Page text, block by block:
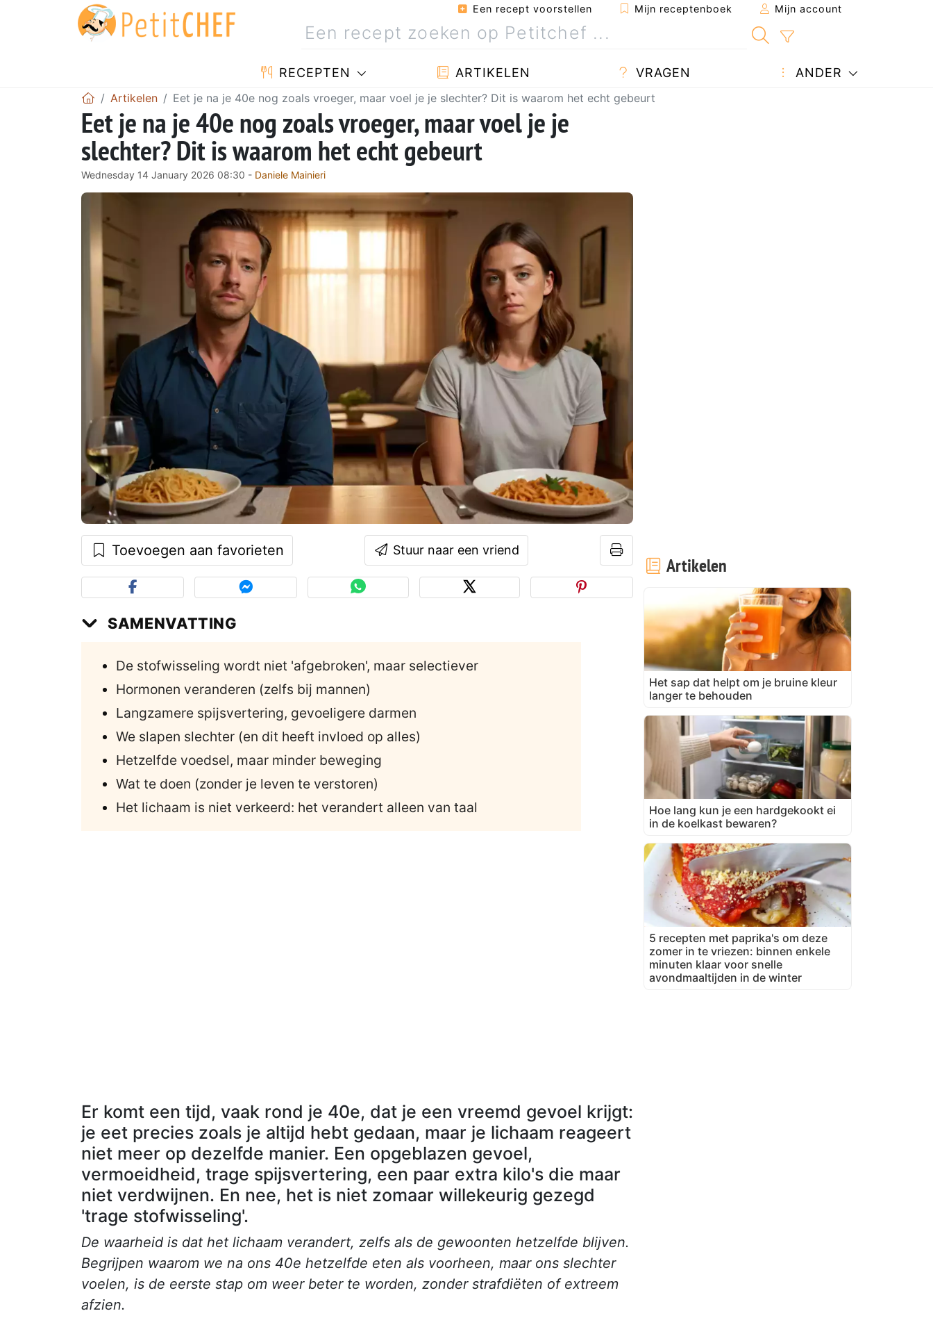
Een recept voorstellen Mijn receptenboek Mijn account
RECEPTEN ARTIKELEN VRAGEN ANDER
Artikelen Eet je na je 40e nog zoals vroeger, maar voel je je slechter? Dit is waarom het echt gebeurt
Eet je na je 40e nog zoals vroeger, maar voel je je
slechter? Dit is waarom het echt gebeurt
Wednesday 14 January 2026 08:30 - Daniele Mainieri
Toevoegen aan favorieten Stuur naar een vriend
SAMENVATTING
De stofwisseling wordt niet 'afgebroken', maar selectiever
Hormonen veranderen (zelfs bij mannen)
Langzamere spijsvertering, gevoeligere darmen
We slapen slechter (en dit heeft invloed op alles)
Hetzelfde voedsel, maar minder beweging
Wat te doen (zonder je leven te verstoren)
Het lichaam is niet verkeerd: het verandert alleen van taal
Er komt een tijd, vaak rond je 40e, dat je een vreemd gevoel krijgt:
je eet precies zoals je altijd hebt gedaan, maar je lichaam reageert
niet meer op dezelfde manier. Een opgeblazen gevoel,
vermoeidheid, trage spijsvertering, een paar extra kilo's die maar
niet verdwijnen. En nee, het is niet zomaar willekeurig gezegd
'trage stofwisseling'.
De waarheid is dat het lichaam verandert, zelfs als de gewoonten hetzelfde blijven.
Begrijpen waarom we na ons 40e hetzelfde eten als voorheen, maar ons slechter
voelen, is de eerste stap om weer beter te worden, zonder strafdiëten of extreem
afzien.
Artikelen
Het sap dat helpt om je bruine kleur
langer te behouden
Hoe lang kun je een hardgekookt ei
in de koelkast bewaren?
5 recepten met paprika's om deze
zomer in te vriezen: binnen enkele
minuten klaar voor snelle
avondmaaltijden in de winter